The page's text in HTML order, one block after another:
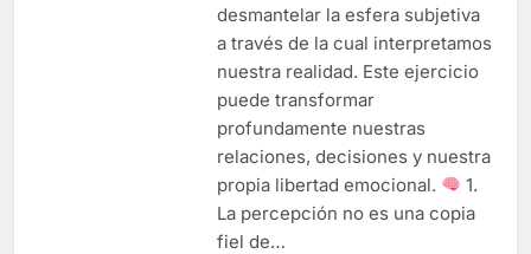
desmantelar la esfera subjetiva
a través de la cual interpretamos
nuestra realidad. Este ejercicio
puede transformar
profundamente nuestras
relaciones, decisiones y nuestra
propia libertad emocional.
1.
La percepción no es una copia
fiel de…